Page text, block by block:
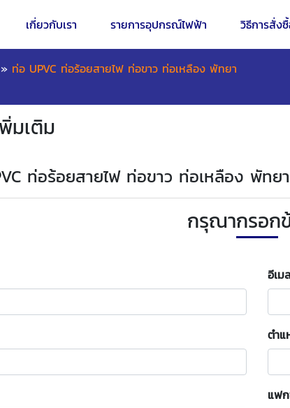
เกี่ยวกับเรา รายการอุปกรณ์ไฟฟ้า วิธีการสั่ง
» ท่อ UPVC ท่อร้อยสายไฟ ท่อขาว ท่อเหลือง พัทยา
มเติม
ท่อร้อยสายไฟ ท่อขาว ท่อเหลือง พัทย
กรุณากรอก
อีเม
ตำแ
แฟ